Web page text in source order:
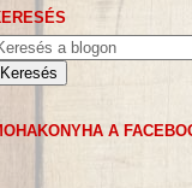
A